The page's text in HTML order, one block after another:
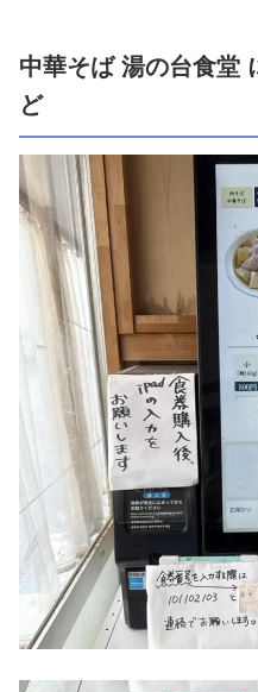
中華そば 湯の台食堂
ど